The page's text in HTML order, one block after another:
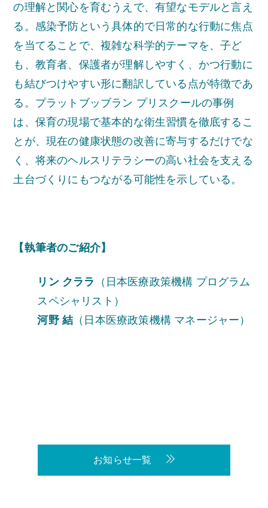
の理解と関心を育むうえで、有望なモデルと言え
る。感染予防という具体的で日常的な行動に焦点
を当てることで、複雑な科学的テーマを、子ど
も、教育者、保護者が理解しやすく、かつ行動に
も結びつけやすい形に翻訳している点が特徴であ
る。プラットブッブラン プリスクールの事例
は、保育の現場で基本的な衛生習慣を徹底するこ
とが、現在の健康状態の改善に寄与するだけでな
く、将来のヘルスリテラシーの高い社会を支える
土台づくりにもつながる可能性を示している。
【執筆者のご紹介】
リン クララ
（日本医療政策機構 プログラム
スペシャリスト）
河野 結 （日本医療政策機構 マネージャー）
お知らせ一覧